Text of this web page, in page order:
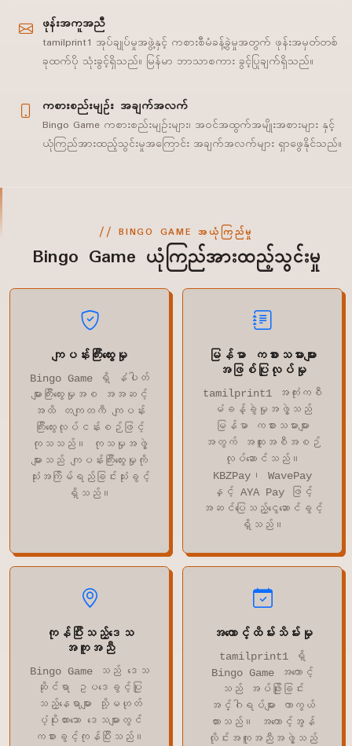
ဖုန်းအကူအညီ
tamilprint1 အုပ်ချုပ်မှုအဖွဲ့နှင့် ကစားစီမံခန့်ခွဲမှုအတွက် ဖုန်းအမှတ်တစ်
ခုထက်ပို သုံးခွင့်ရှိသည်။ မြန်မာ ဘာသာစကား ခွင့်ပြုချက်ရှိသည်။
ကစားစည်းမျဉ်း အချက်အလက်
Bingo Game ကစားစည်းမျဉ်းများ၊ အဝင်အထွက်အမျိုးအစားများ နှင့်
ယုံကြည်အားထည့်သွင်းမှုအကြောင်း အချက်အလက်များ ရှာဖွေနိုင်သည်။
BINGO GAME အယုံကြည်မှု
Bingo Game ယုံကြည်အားထည့်သွင်းမှု
ကျပန်းကြီးထွေးမှု
Bingo Game ရှိ နံပါတ်
များကြီးထွေးမှုအစ အအဆင့်
အထိ တကျတကီ ကျပန်း
ကြီးထွေးလုပ်ငန်းစဉ်ဖြင့်
ကုသသည်။ ကုသမှုအဖွဲ့
များသည် ကျပန်းကြီးထွေးမှုကို
သုံးအကြိမ်ရည်ခြင်းသုံးခွင့်
ရှိသည်။
မြန်မာ ကစားသမားများ
အဖြစ်ပြုလုပ်မှု
tamilprint1 အကုံးကစီ
မံခန့်ခွဲမှုအဖွဲ့သည်
မြန်မာ ကစားသမားများ
အတွက် အထူးအစီအစဉ်
လုပ်ဆောင်သည်။
KBZPay၊ WavePay
နှင့် AYA Pay ဖြင့်
အဆင်ပြေသည့်ငွေဆောင်ခွင့်
ရှိသည်။
ကုန်ပြီးသည့်ဒေသ
အကူအညီ
Bingo Game သည် ဒေသ
ဆိုင်ရာ ဥပဒေခွင့်ပြု
သည့်နေရာများ သို့မဟုတ်
ပံ့ပိုးထားသော ဒေသများတွင်
ကစားခွင့်ကုန်ပြီးသည်။
အကောင့်ထိမ်းသိမ်းမှု
tamilprint1 ရှိ
Bingo Game အကောင့်
သည် အပ်ဖြိုးခြင်း
အင်္ဂါရပ်များ ကာကွယ်
ထားသည်။ အကောင့်အွန်
လိုင်းအကူအညီအဖွဲ့သည်